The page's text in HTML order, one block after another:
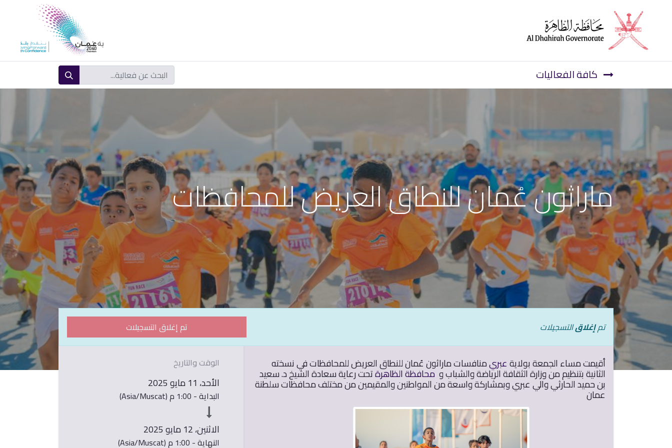
كافة الفعاليات
ماراثون عُمان للنطاق العريض للمحافظات
تمإغلاقالتسجيلات تم إغلاق التسجيلات
أقيمت مساء الجمعة بولايةعبريمنافسات ماراثون عُمان للنطاق العريض للمحافظات في نسخته
الثانية بتنظيم من وزارة الثقافة الرياضة والشباب و محافظة الظاهرةتحت رعاية سعادة الشيخ د. سعيد
بن حميد الحارثي والي عبري وبمشاركة واسعة من المواطنين والمقيمين من مختلف محافظات سلطنة
عمان
الوقت والتاريخ
الأحد، 11 مايو 2025
البداية - 1:00 م (
Asia/Muscat
)
الاثنين، 12 مايو 2025
النهاية - 1:00 م (
Asia/Muscat
)
روابط خارجية:
رؤية عمان 2040
وزارة الداخلية
عمان الرقمية
وزارة الإعلام
وزارة الإسكان والتخطيط العمراني
المنصة الوطنية للمقترحات والشكاوى والبلاغات
روابط داخلية:
سياسة الخصوصية
التشريعات والقوانين
مكتبة الوسائط
رضا المستفيدين
دليل الخدمات
الهيكل التنظيمي لمحافظة الظاهرة
تواصل معنا
الولايات:
ولاية عبري
ولاية ينقل
ولاية ضَنْك